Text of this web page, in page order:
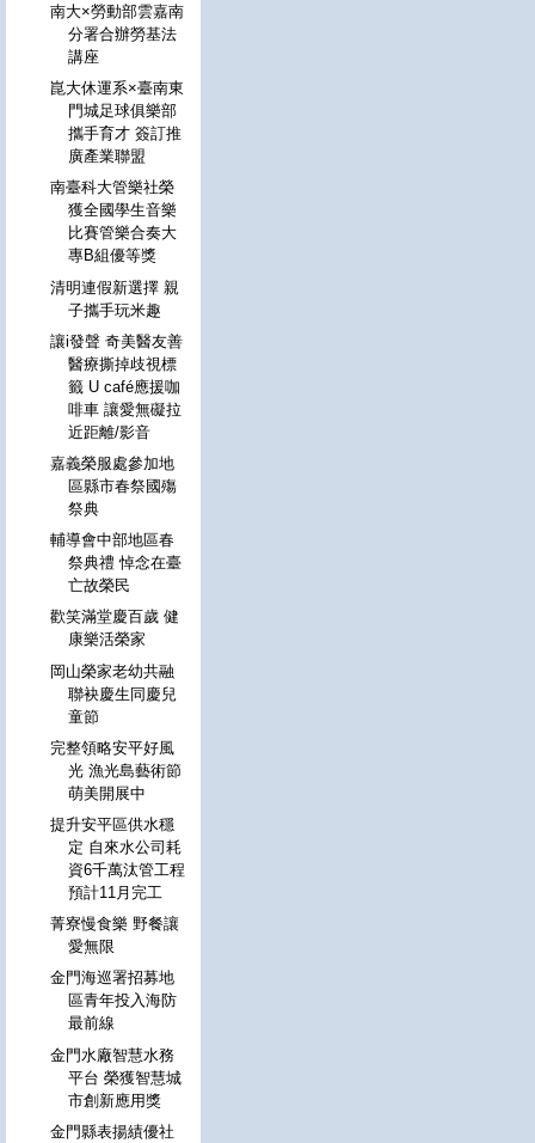
南大×勞動部雲嘉南
分署合辦勞基法
講座
崑大休運系×臺南東
門城足球俱樂部
攜手育才 簽訂推
廣產業聯盟
南臺科大管樂社榮
獲全國學生音樂
比賽管樂合奏大
專B組優等獎
清明連假新選擇 親
子攜手玩米趣
讓i發聲 奇美醫友善
醫療撕掉歧視標
籤 U café應援咖
啡車 讓愛無礙拉
近距離/影音
嘉義榮服處參加地
區縣市春祭國殤
祭典
輔導會中部地區春
祭典禮 悼念在臺
亡故榮民
歡笑滿堂慶百歲 健
康樂活榮家
岡山榮家老幼共融
聯袂慶生同慶兒
童節
完整領略安平好風
光 漁光島藝術節
萌美開展中
提升安平區供水穩
定 自來水公司耗
資6千萬汰管工程
預計11月完工
菁寮慢食樂 野餐讓
愛無限
金門海巡署招募地
區青年投入海防
最前線
金門水廠智慧水務
平台 榮獲智慧城
市創新應用獎
金門縣表揚績優社